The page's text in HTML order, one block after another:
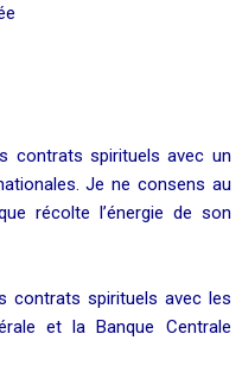
contrats spirituels avec un
Je ne consens au
récolte l’énergie de son
contrats spirituels avec les
et la Banque Centrale